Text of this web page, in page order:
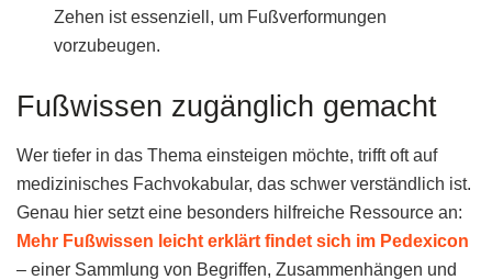
Zehen ist essenziell, um Fußverformungen
vorzubeugen.
Fußwissen zugänglich gemacht
Wer tiefer in das Thema einsteigen möchte, trifft oft auf
medizinisches Fachvokabular, das schwer verständlich ist.
Genau hier setzt eine besonders hilfreiche Ressource an:
Mehr Fußwissen leicht erklärt findet sich im Pedexicon
– einer Sammlung von Begriffen, Zusammenhängen und